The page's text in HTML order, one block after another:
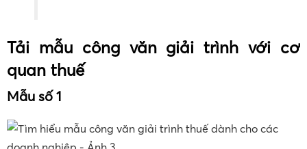
Tải mẫu công văn giải trình với cơ
quan thuế
Mẫu số 1